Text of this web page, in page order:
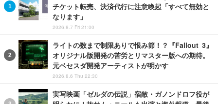
チケット転売、決済代行に注意喚起「すべて無効と
なります」
2026.8.7 Fri 21:00
ライトの数まで制限ありで恨み節！？『Fallout 3』
オリジナル版開発の苦労とリマスター版への期待。
元ベセスダ開発アーティストが明かす
2026.8.6 Thu 22:30
実写映画「ゼルダの伝説」宿敵・ガノンドロフ役が